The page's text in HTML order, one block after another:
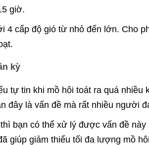
giờ.
4 cấp độ gió từ nhỏ đến lớn. Cho
kỳ
tự tin khi mồ hôi toát ra quá
đây là vấn đề mà rất nhiều người
thì bạn có thể xử lý được vấn đề
giúp giảm thiểu tối đa lượng mồ